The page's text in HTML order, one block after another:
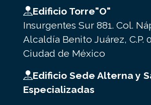
Edificio Torre"O"
Insurgentes Sur 881. Col.
Alcaldía Benito Juárez, C.P.
Ciudad de México
Edificio Sede Alterna y
Especializadas